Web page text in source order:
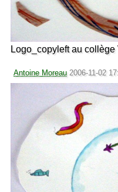
Logo_copyleft au
Antoine Moreau 2006-11-02